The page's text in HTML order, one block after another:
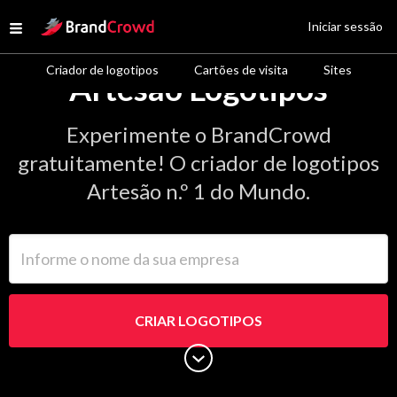
Open menu
Site Logo
Criador de logotipos Cartões de visita Sites
Iniciar sessão
Artesão Logotipos
Experimente o BrandCrowd
gratuitamente! O criador de logotipos
Artesão n.º 1 do Mundo.
CRIAR LOGOTIPOS